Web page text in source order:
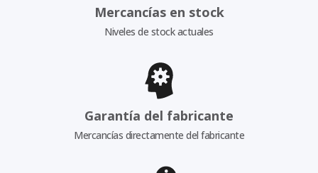
Mercancías en stock
Niveles de stock actuales
Garantía del fabricante
Mercancías directamente del fabricante